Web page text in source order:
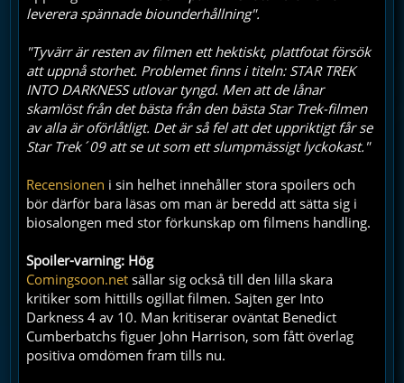
leverera spännade biounderhållning".
"Tyvärr är resten av filmen ett hektiskt, plattfotat försök
att uppnå storhet. Problemet finns i titeln: STAR TREK
INTO DARKNESS utlovar tyngd. Men att de lånar
skamlöst från det bästa från den bästa Star Trek-filmen
av alla är oförlåtligt. Det är så fel att det uppriktigt får se
Star Trek´09 att se ut som ett slumpmässigt lyckokast."
Recensionen i sin helhet innehåller stora spoilers och
bör därför bara läsas om man är beredd att sätta sig i
biosalongen med stor förkunskap om filmens handling.
Spoiler-varning: Hög
Comingsoon.net sällar sig också till den lilla skara
kritiker som hittills ogillat filmen. Sajten ger Into
Darkness 4 av 10. Man kritiserar oväntat Benedict
Cumberbatchs figuer John Harrison, som fått överlag
positiva omdömen fram tills nu.